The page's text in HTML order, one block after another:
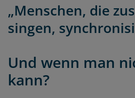
„Menschen, die
singen,
Und wenn man
kann?